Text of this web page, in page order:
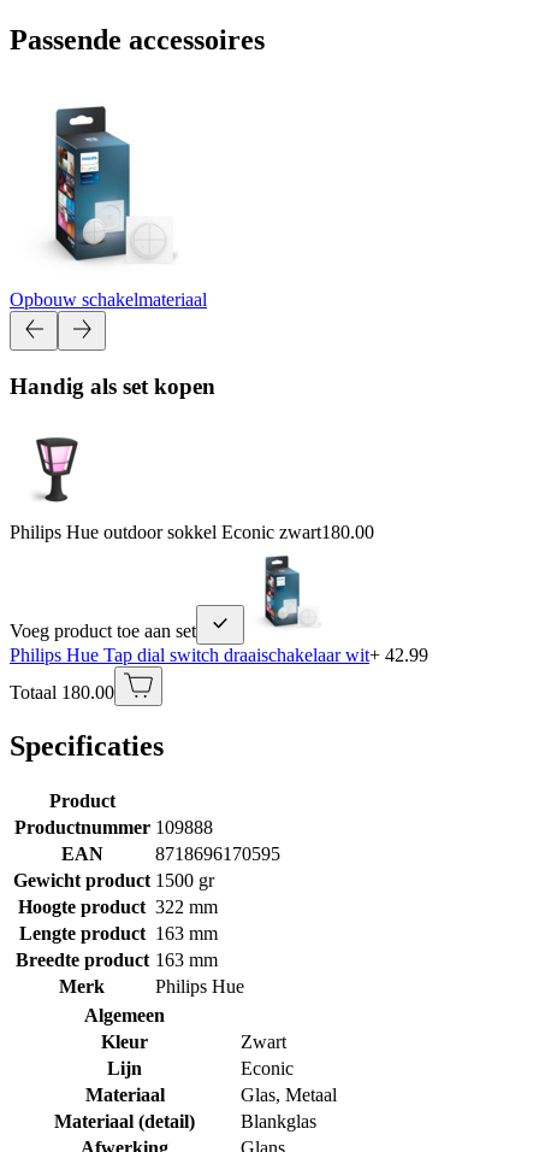
Passende accessoires
Opbouw schakelmateriaal
Handig als set kopen
Philips Hue outdoor sokkel Econic zwart180.00
Voeg product toe aan set
Philips Hue Tap dial switch draaischakelaar wit+ 42.99
Totaal 180.00
Specificaties
Product
Productnummer 109888
EAN
8718696170595
Gewicht product 1500 gr
Hoogte product 322 mm
Lengte product 163 mm
Breedte product 163 mm
Merk
Philips Hue
Algemeen
Kleur
Zwart
Lijn
Econic
Materiaal
Glas, Metaal
Materiaal (detail)
Blankglas
Afwerking
Glans